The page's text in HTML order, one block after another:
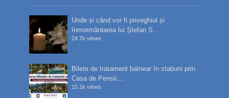
Unde și când vor fi priveghiul și
înmormântarea lui Ștefan S...
24.7k views
Bilete de tratament balnear în stațiuni prin
Casa de Pensii:...
15.1k views